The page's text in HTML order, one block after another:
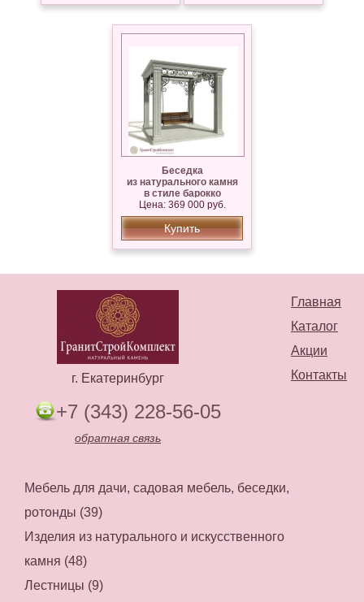
Беседка
из натурального камня
в стиле барокко
и рококо,мрамор Коелга,
Известняк Сары — Таш
Цена: 369 000 руб.
Купить
Главная
Каталог
Акции
Контакты
г. Екатеринбург
+7 (343) 228-56-05
обратная связь
Мебель для дачи, садовая мебель, беседки,
ротонды (39)
Изделия из натурального и искусственного
камня (48)
Лестницы (9)